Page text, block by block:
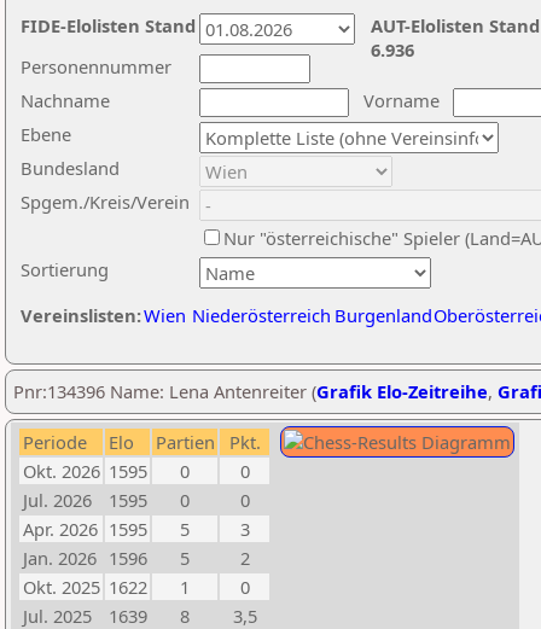
Nachname
Vorname
Ebene
Sortierung
Personennummer
Bundesland
Spgem./Kreis/Verein
Nur "österreichische" Spieler
Vereinslisten:Wien Niederösterreich Burgenland
AUT-Elolisten
6.936
FIDE-Elolisten Stand
Pnr:134396 Name: Lena Antenreiter (Grafik Elo-Zeitreihe,
Periode Elo Partien
Pkt.
Okt. 2026 1595 0
0
Jul. 2026
1595 0
0
Apr. 2026 1595 5
3
Jan. 2026 1596 5
2
Okt. 2025 1622 1
0
Jul. 2025
1639 8
3,5